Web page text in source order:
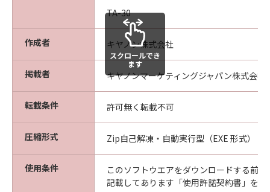
状態で使用許諾されます。キヤノン、キヤノン
の関連会社、それらの販売代理店及び販売店
は、「本ソフトウエア」に関して、商品性及び
特定の目的への適合性の保証を含め、いかなる
保証も、明示たると黙示たるとを問わず一切し
(2) キヤノン、キヤノンの関連会社、それらの販
売代理店及び販売店は、「許諾ソフトウエア」
の使用または使用不能から生ずるいかなる損害
（逸失利益及びその他の派生的または付随的な
損害を含むがこれらに限定されない）につい
て、一切の責任を負わないものとします。例
え、キヤノン、キヤノンの関連会社、それらの
TA-30
作成者 キヤノン株式会社
掲載者 キヤノンマーケティングジャパン株式会社
転載条件 許可無く転載不可
圧縮形式 Zip自己解凍・自動実行型（EXE 形式）
使用条件
このソフトウエアをダウンロードする前
記載してあります「使用許諾契約書」を
スクロールでき
ます